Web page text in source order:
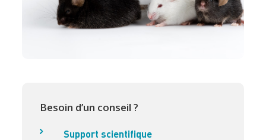
Besoin d’un conseil ?
Support scientifique